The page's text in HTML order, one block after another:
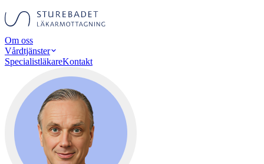
Om oss
Vårdtjänster
SpecialistläkareKontakt